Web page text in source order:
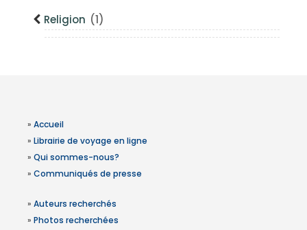
Religion (1)
» Accueil
» Librairie de voyage en ligne
» Qui sommes-nous?
» Communiqués de presse
» Auteurs recherchés
» Photos recherchées